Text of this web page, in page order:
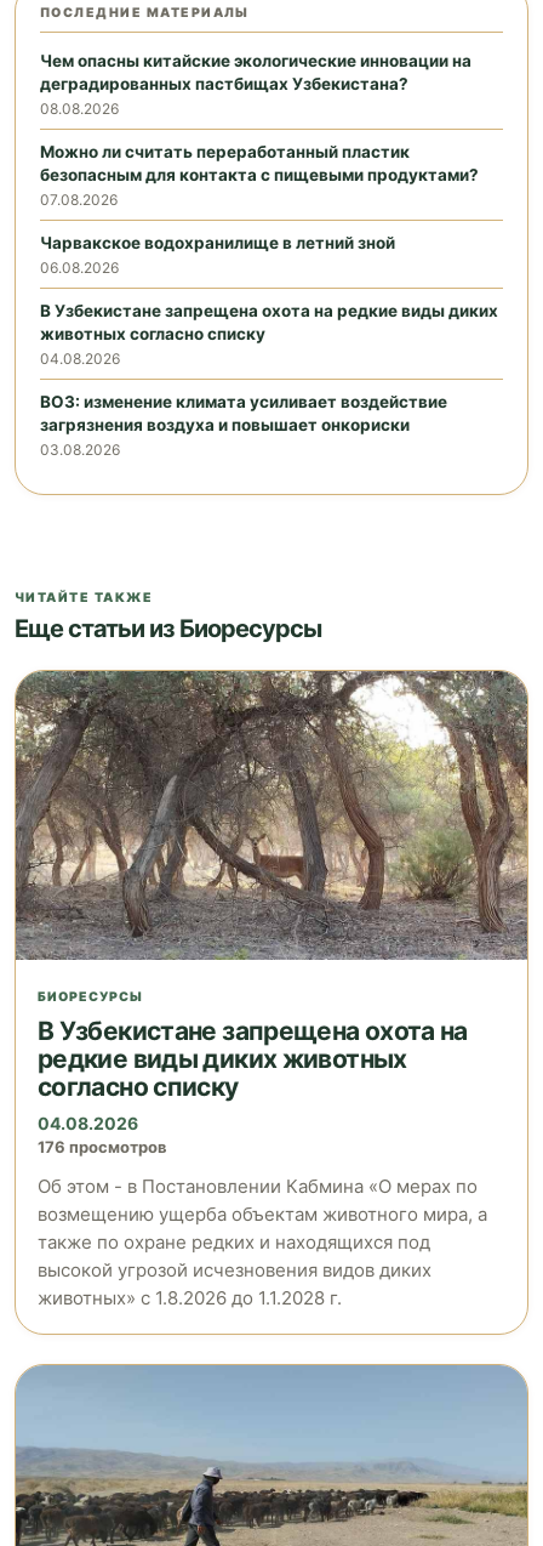
ПОСЛЕДНИЕ МАТЕРИАЛЫ
Чем опасны китайские экологические инновации на
деградированных пастбищах Узбекистана?
08.08.2026
Можно ли считать переработанный пластик
безопасным для контакта с пищевыми продуктами?
07.08.2026
Чарвакское водохранилище в летний зной
06.08.2026
В Узбекистане запрещена охота на редкие виды диких
животных согласно списку
04.08.2026
ВОЗ: изменение климата усиливает воздействие
загрязнения воздуха и повышает онкориски
03.08.2026
ЧИТАЙТЕ ТАКЖЕ
Еще статьи из Биоресурсы
БИОРЕСУРСЫ
В Узбекистане запрещена охота на
редкие виды диких животных
согласно списку
04.08.2026
176 просмотров
Об этом - в Постановлении Кабмина «О мерах по
возмещению ущерба объектам животного мира, а
также по охране редких и находящихся под
высокой угрозой исчезновения видов диких
животных» с 1.8.2026 до 1.1.2028 г.